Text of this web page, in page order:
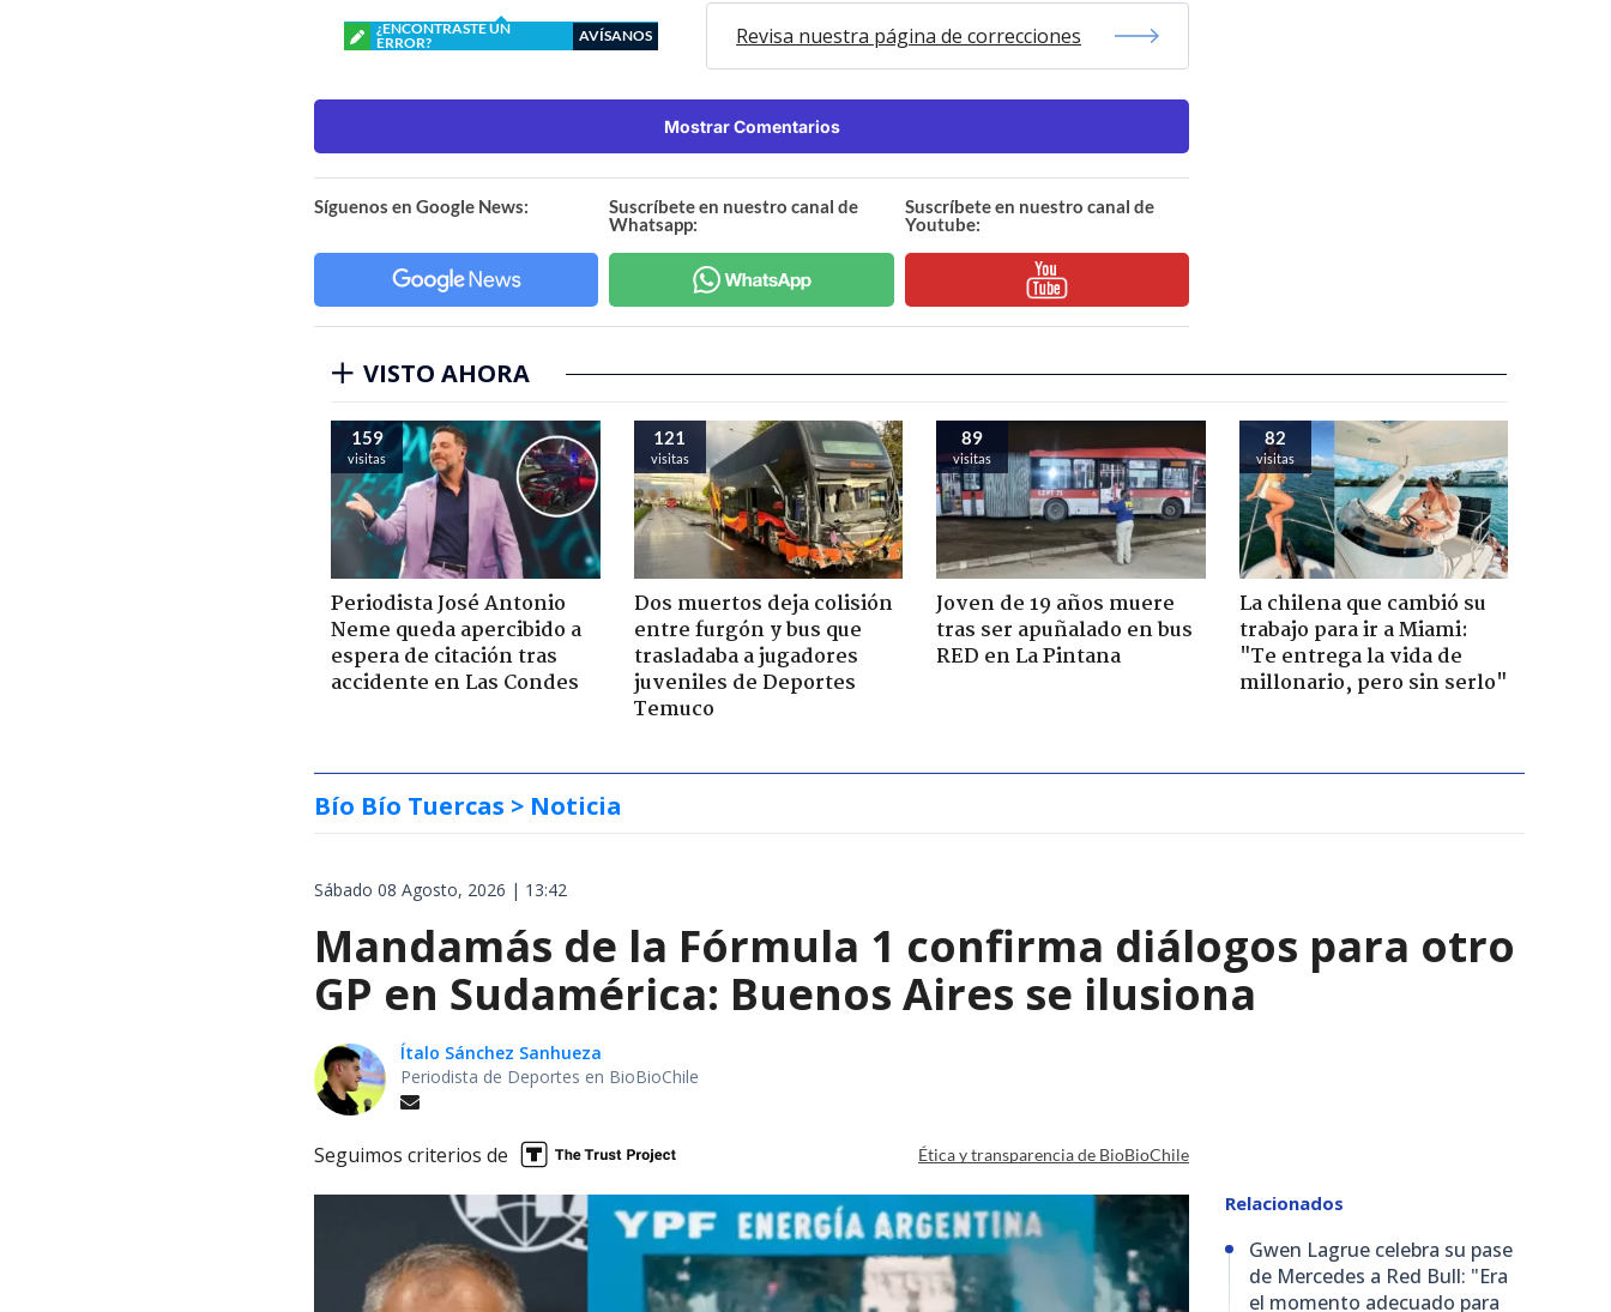
¿ENCONTRASTE UN
ERROR?
AVÍSANOS Revisa nuestra página de correcciones
Mostrar Comentarios
Síguenos en Google News:
Suscríbete en nuestro canal de
Whatsapp:
Suscríbete en nuestro canal de
Youtube:
VISTO AHORA
159
visitas
Periodista José Antonio
Neme queda apercibido a
espera de citación tras
accidente en Las Condes
121
visitas
Dos muertos deja colisión
entre furgón y bus que
trasladaba a jugadores
juveniles de Deportes
Temuco
89
visitas
Joven de 19 años muere
tras ser apuñalado en bus
RED en La Pintana
82
visitas
La chilena que cambió su
trabajo para ir a Miami:
"Te entrega la vida de
millonario, pero sin serlo"
Bío Bío Tuercas > Noticia
Sábado 08 Agosto, 2026 | 13:42
Mandamás de la Fórmula 1 confirma diálogos para otro
GP en Sudamérica: Buenos Aires se ilusiona
Ítalo Sánchez Sanhueza
Periodista de Deportes en BioBioChile
Seguimos criterios de Ética y transparencia de BioBioChile
Relacionados
Gwen Lagrue celebra su pase
de Mercedes a Red Bull: "Era
el momento adecuado para